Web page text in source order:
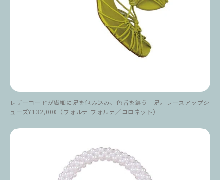
レザーコードが繊細に足を包み込み、色香を纏う一足。レースアップシ
ューズ¥132,000（フォルテ フォルテ／コロネット）